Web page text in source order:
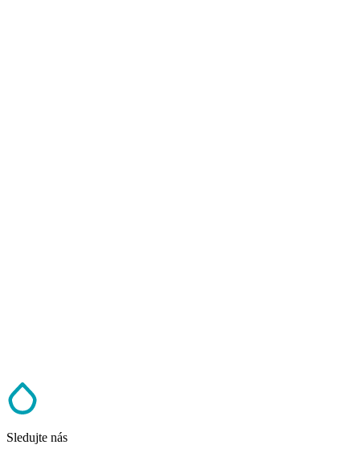
Sledujte nás